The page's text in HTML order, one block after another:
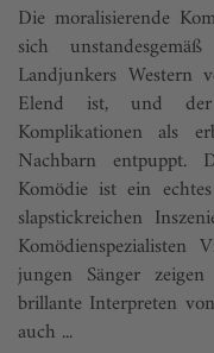
Die moralisierende
sich
Landjunkers Wes­tern
Elend ist, und
Komplikationen als
Nachbarn entpuppt.
Komödie ist ein
slapstickreichen
jungen Sänger
brillante Interpreten
auch ...